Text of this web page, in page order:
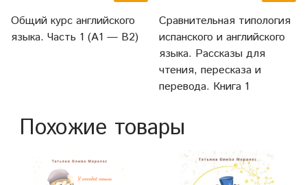
Общий курс английского
языка. Часть 1 (А1 — В2)
Сравнительная типология
испанского и английского
языка. Рассказы для
чтения, пересказа и
перевода. Книга 1
Похожие товары